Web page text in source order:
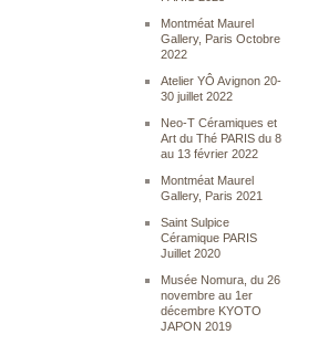
Montméat Maurel
Gallery, Paris Octobre
2022
Atelier YÔ Avignon 20-
30 juillet 2022
Neo-T Céramiques et
Art du Thé PARIS du 8
au 13 février 2022
Montméat Maurel
Gallery, Paris 2021
Saint Sulpice
Céramique PARIS
Juillet 2020
Musée Nomura, du 26
novembre au 1er
décembre KYOTO
JAPON 2019